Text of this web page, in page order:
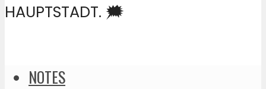
HAUPTSTADT. 🗯️
NOTES